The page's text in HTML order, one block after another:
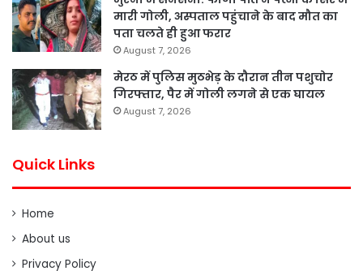
मारी गोली, अस्पताल पहुंचाने के बाद मौत का
पता चलते ही हुआ फरार
August 7, 2026
मेरठ में पुलिस मुठभेड़ के दौरान तीन पशुचोर
गिरफ्तार, पैर में गोली लगने से एक घायल
August 7, 2026
Quick Links
Home
About us
Privacy Policy